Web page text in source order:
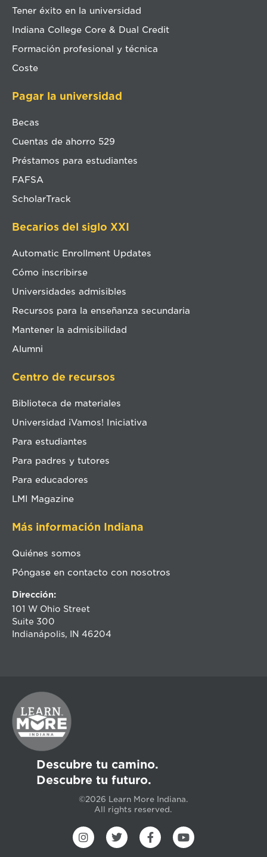
Tener éxito en la universidad
Indiana College Core & Dual Credit
Formación profesional y técnica
Coste
Pagar la universidad
Becas
Cuentas de ahorro 529
Préstamos para estudiantes
FAFSA
ScholarTrack
Becarios del siglo XXI
Automatic Enrollment Updates
Cómo inscribirse
Universidades admisibles
Recursos para la enseñanza secundaria
Mantener la admisibilidad
Alumni
Centro de recursos
Biblioteca de materiales
Universidad ¡Vamos! Iniciativa
Para estudiantes
Para padres y tutores
Para educadores
LMI Magazine
Más información Indiana
Quiénes somos
Póngase en contacto con nosotros
Dirección:
101 W Ohio Street
Suite 300
Indianápolis, IN 46204
Descubre tu camino.
Descubre tu futuro.
©2026 Learn More Indiana.
All rights reserved.